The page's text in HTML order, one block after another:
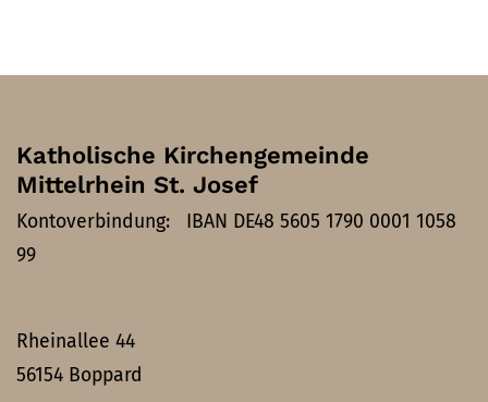
Katholische Kirchengemeinde
Mittelrhein St. Josef
Kontoverbindung: IBAN DE48 5605 1790 0001 1058
99
Rheinallee 44
56154 Boppard